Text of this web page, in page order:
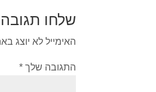
שלחו תגובה
האימייל לא יוצג
התגובה שלך*